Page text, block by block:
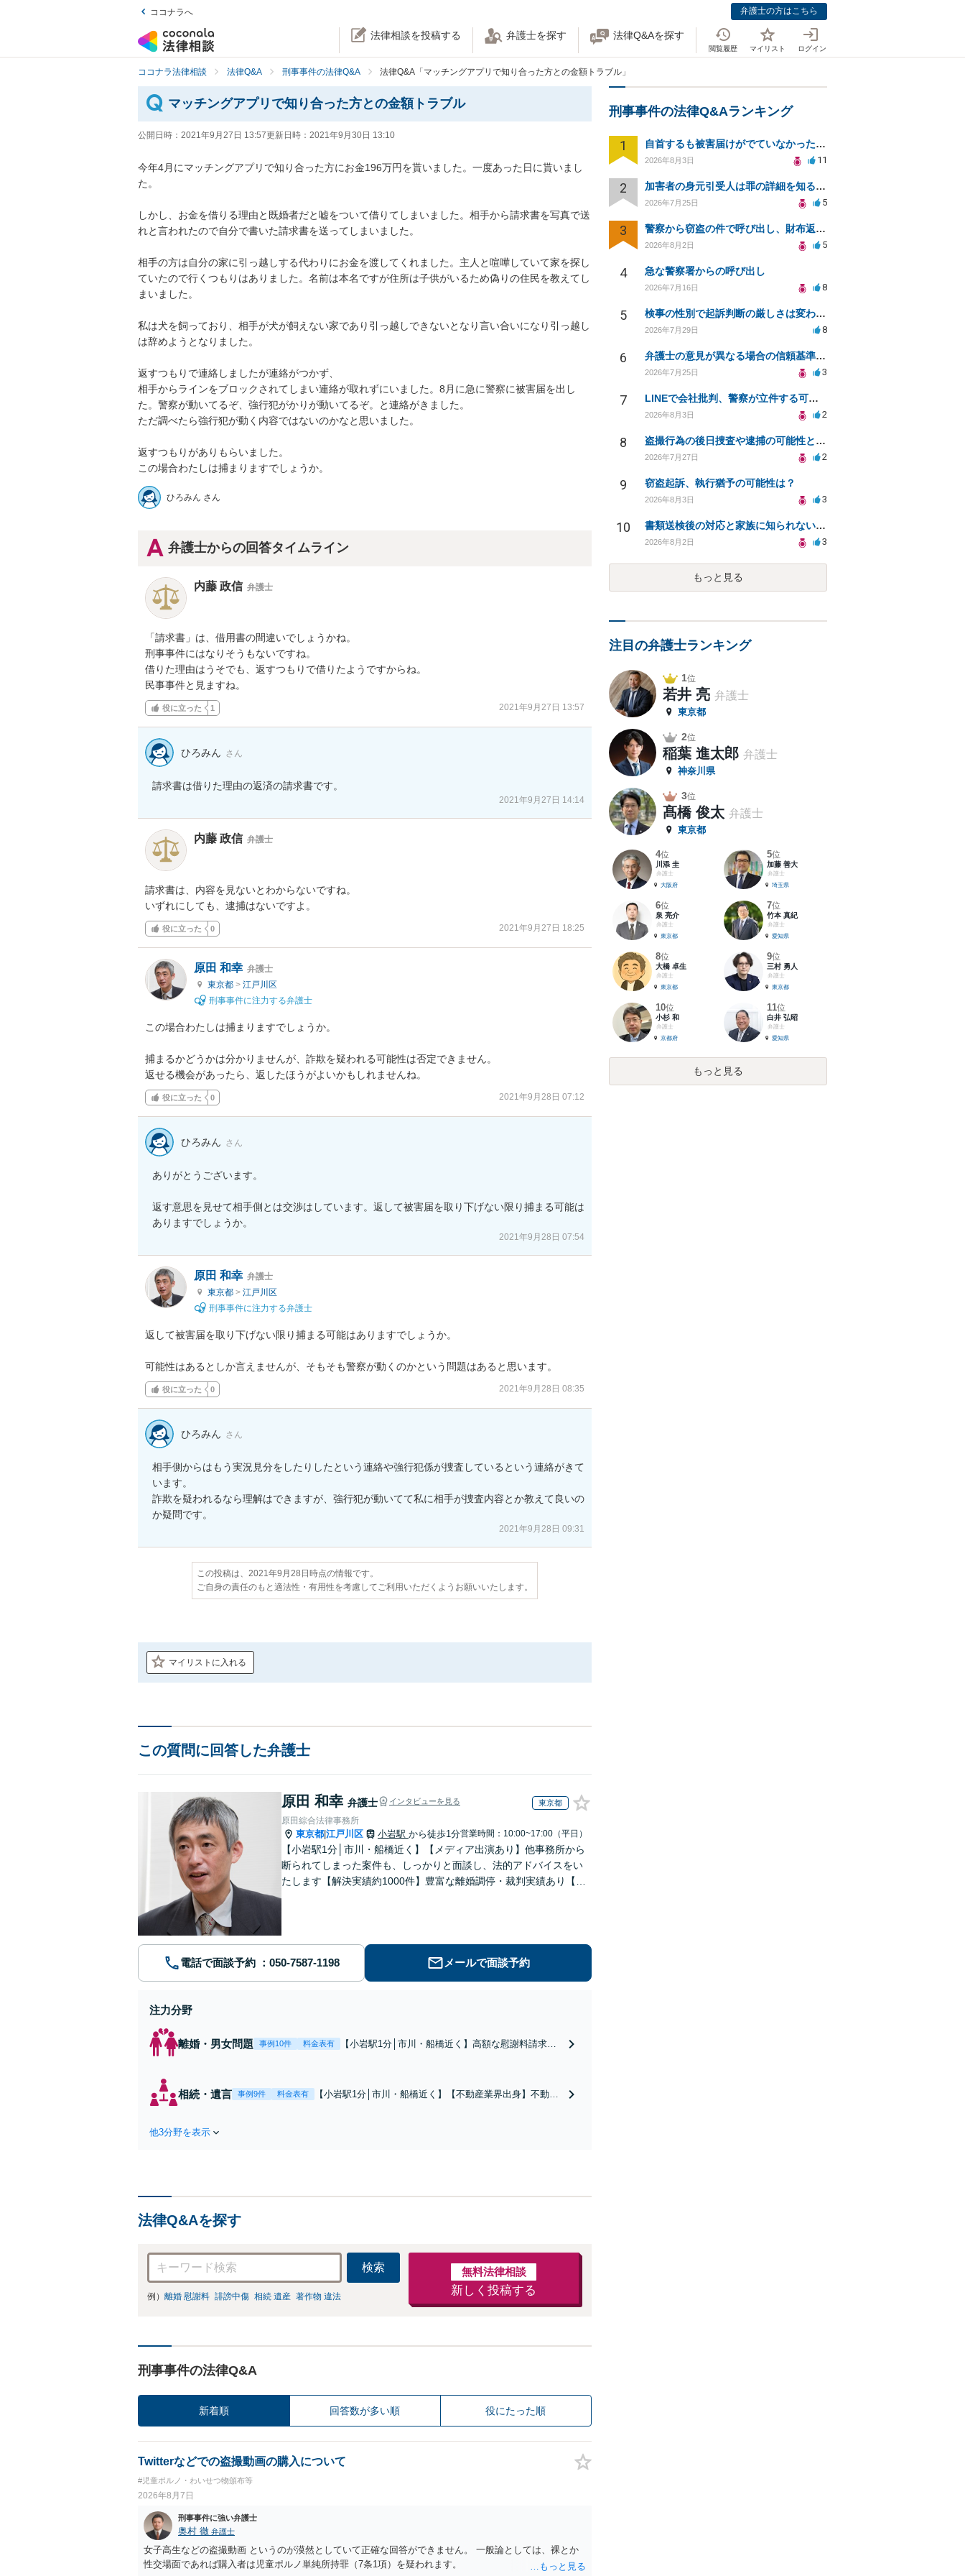
ココナラへ 弁護士の方はこちら
法律相談を投稿する 弁護士を探す 法律Q&Aを探す
閲覧履歴 マイリスト ログイン
ココナラ法律相談 法律Q&A 刑事事件の法律Q&A 法律Q&A「マッチングアプリで知り合った方との金額トラブル」
マッチングアプリで知り合った方との金額トラブル
公開日時： 2021年9月27日 13:57更新日時： 2021年9月30日 13:10
今年4月にマッチングアプリで知り合った方にお金196万円を貰いました。一度あった日に貰いまし
た。
しかし、お金を借りる理由と既婚者だと嘘をついて借りてしまいました。相手から請求書を写真で送
れと言われたので自分で書いた請求書を送ってしまいました。
相手の方は自分の家に引っ越しする代わりにお金を渡してくれました。主人と喧嘩していて家を探し
ていたので行くつもりはありました。名前は本名ですが住所は子供がいるため偽りの住民を教えてし
まいました。
私は犬を飼っており、相手が犬が飼えない家であり引っ越しできないとなり言い合いになり引っ越し
は辞めようとなりました。
返すつもりで連絡しましたが連絡がつかず、
相手からラインをブロックされてしまい連絡が取れずにいました。8月に急に警察に被害届を出し
た。警察が動いてるぞ、強行犯がかりが動いてるぞ。と連絡がきました。
ただ調べたら強行犯が動く内容ではないのかなと思いました。
返すつもりがありもらいました。
この場合わたしは捕まりますでしょうか。
ひろみん さん
弁護士からの回答タイムライン
内藤 政信 弁護士
「請求書」は、借用書の間違いでしょうかね。
刑事事件にはなりそうもないですね。
借りた理由はうそでも、返すつもりで借りたようですからね。
民事事件と見ますね。
役に立った 1 2021年9月27日 13:57
ひろみん さん
請求書は借りた理由の返済の請求書です。
2021年9月27日 14:14
内藤 政信 弁護士
請求書は、内容を見ないとわからないですね。
いずれにしても、逮捕はないですよ。
役に立った 0 2021年9月27日 18:25
原田 和幸 弁護士
東京都 > 江戸川区
刑事事件に注力する弁護士
この場合わたしは捕まりますでしょうか。
捕まるかどうかは分かりませんが、詐欺を疑われる可能性は否定できません。
返せる機会があったら、返したほうがよいかもしれませんね。
役に立った 0 2021年9月28日 07:12
ひろみん さん
ありがとうございます。
返す意思を見せて相手側とは交渉はしています。返して被害届を取り下げない限り捕まる可能は
ありますでしょうか。
2021年9月28日 07:54
原田 和幸 弁護士
東京都 > 江戸川区
刑事事件に注力する弁護士
返して被害届を取り下げない限り捕まる可能はありますでしょうか。
可能性はあるとしか言えませんが、そもそも警察が動くのかという問題はあると思います。
役に立った 0 2021年9月28日 08:35
ひろみん さん
相手側からはもう実況見分をしたりしたという連絡や強行犯係が捜査しているという連絡がきて
います。
詐欺を疑われるなら理解はできますが、強行犯が動いてて私に相手が捜査内容とか教えて良いの
か疑問です。
2021年9月28日 09:31
この投稿は、2021年9月28日時点の情報です。
ご自身の責任のもと適法性・有用性を考慮してご利用いただくようお願いいたします。
マイリストに入れる
この質問に回答した弁護士
原田 和幸 弁護士 インタビューを見る 東京都
原田綜合法律事務所
東京都 江戸川区 小岩駅 から徒歩1分営業時間：10:00~17:00（平日）
【小岩駅1分│市川・船橋近く】【メディア出演あり】他事務所から
断られてしまった案件も、しっかりと面談し、法的アドバイスをい
たします【解決実績約1000件】豊富な離婚調停・裁判実績あり【不
電話で面談予約 メールで面談予約
注力分野
離婚・男女問題 事例10件 料金表有
【小岩駅1分│市川・船橋近く】高額な慰謝料請求の
家の財産分与に対応！離婚に関するお悩みは、お気
軽にご相談ください【メディア出演】【早朝・夜間
相続・遺言 事例9件 料金表有
【小岩駅1分│市川・船橋近く】【不動産業界出身】不動産
他3分野を表示
法律Q&Aを探す
検索
例） 離婚 慰謝料 誹謗中傷 相続 遺産 著作物 違法
無料法律相談
新しく投稿する
刑事事件の法律Q&A
新着順 回答数が多い順 役にたった順
Twitterなどでの盗撮動画の購入について
#児童ポルノ・わいせつ物頒布等
2026年8月7日
刑事事件に強い弁護士
奥村 徹 弁護士
女子高生などの盗撮動画 というのが漠然としていて正確な回答ができません。 一般論としては、裸とか
性交場面であれば購入者は児童ポルノ単純所持罪（7条1項）を疑われます。
刑事事件の法律Q&Aランキング
1 自首するも被害届けがでていなかった場合
2026年8月3日 11
2 加害者の身元引受人は罪の詳細を知ることができるか？
2026年7月25日 5
3 警察から窃盗の件で呼び出し、財布返却で自首すべきか？
2026年8月2日 5
4 急な警察署からの呼び出し
2026年7月16日 8
5 検事の性別で起訴判断の厳しさは変わるのか知りたい
2026年7月29日 8
6 弁護士の意見が異なる場合の信頼基準について教えてください
2026年7月25日 3
7 LINEで会社批判、警察が立件する可能性は？
2026年8月3日 2
8 盗撮行為の後日捜査や逮捕の可能性と初動対応について
2026年7月27日 2
9 窃盗起訴、執行猶予の可能性は？
2026年8月3日 3
10 書類送検後の対応と家族に知られないための手続きについて相談
2026年8月2日 3
もっと見る
注目の弁護士ランキング
1位
若井 亮 弁護士
東京都
2位
稲葉 進太郎 弁護士
神奈川県
3位
髙橋 俊太 弁護士
東京都
4位
川添 圭
弁護士
大阪府
5位
加藤 善大
弁護士
埼玉県
6位
泉 亮介
弁護士
東京都
7位
竹本 真紀
弁護士
愛知県
8位
大橋 卓生
弁護士
東京都
9位
三村 勇人
弁護士
東京都
10位
小杉 和
弁護士
京都府
11位
白井 弘昭
弁護士
愛知県
もっと見る